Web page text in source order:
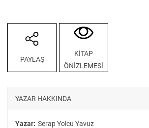
analizlerinin erken cumhuriyet dönemi
örneği…
PAYLAŞ
KİTAP
ÖNİZLEMESİ
YAZAR HAKKINDA
Yazar: Serap Yolcu Yavuz